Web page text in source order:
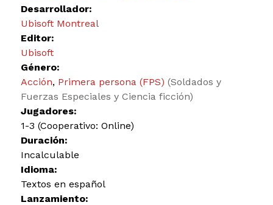
Desarrollador:
Ubisoft Montreal
Editor:
Ubisoft
Género:
Acción, Primera persona (FPS) (Soldados y
Fuerzas Especiales y Ciencia ficción)
Jugadores:
1-3 (Cooperativo: Online)
Duración:
Incalculable
Idioma:
Textos en español
Lanzamiento: